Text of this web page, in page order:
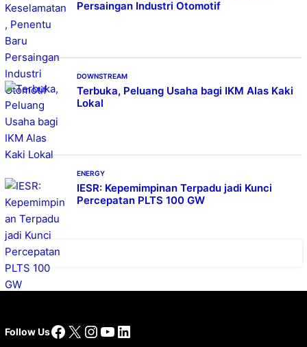
Persaingan Industri Otomotif
DOWNSTREAM
Terbuka, Peluang Usaha bagi IKM Alas Kaki
Lokal
ENERGY
IESR: Kepemimpinan Terpadu jadi Kunci
Percepatan PLTS 100 GW
Follow UsFacebook
X Instagram
YouTube
LinkedIn